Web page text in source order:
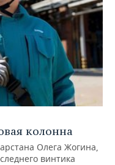
колонна
Олега Жогина,
винтика